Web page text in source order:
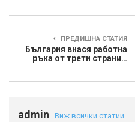
ПРЕДИШНА СТАТИЯ
България внася работна
ръка от трети страни…
admin Виж всички статии